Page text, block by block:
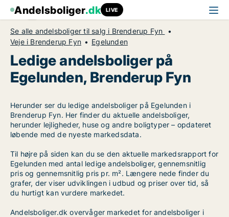
Andelsboliger.dk LIVE
Se alle andelsboliger til salg i Brenderup Fyn
Veje i Brenderup Fyn
Egelunden
Ledige andelsboliger på
Egelunden, Brenderup Fyn
Herunder ser du ledige andelsboliger på Egelunden i
Brenderup Fyn. Her finder du aktuelle andelsboliger,
herunder lejligheder, huse og andre boligtyper – opdateret
løbende med de nyeste markedsdata.
Til højre på siden kan du se den aktuelle markedsrapport for
Egelunden med antal ledige andelsboliger, gennemsnitlig
pris og gennemsnitlig pris pr. m². Længere nede finder du
grafer, der viser udviklingen i udbud og priser over tid, så
du hurtigt kan vurdere markedet.
Andelsboliger.dk overvåger markedet for andelsboliger i